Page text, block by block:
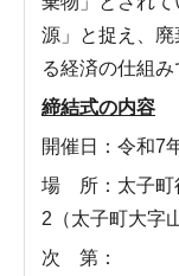
源」と捉え、
る経済の仕組み
締結式の内容
開催日：令和7
場 所：太子町
2（太子町大字
次 第：